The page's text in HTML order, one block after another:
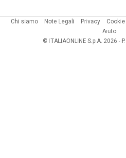
Chi siamo Note Legali Privacy
Aiuto
© ITALIAONLINE S.p.A. 2026 -